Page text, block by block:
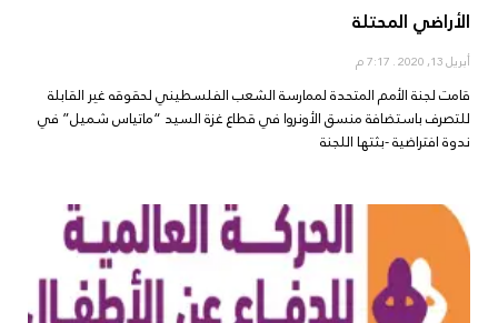
الأراضي المحتلة
أبريل 13, 2020
قامت لجنة الأمم المتحدة لممارسة الشعب الفلسطيني لحقوقه غير القابلة
للتصرف باستضافة منسق الأونروا في قطاع غزة السيد “ماتياس شميل” في
ندوة افتراضية -بثتها اللجنة